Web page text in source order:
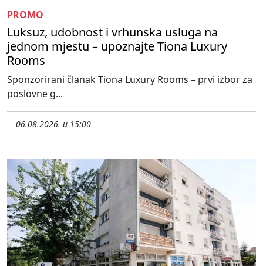
PROMO
Luksuz, udobnost i vrhunska usluga na
jednom mjestu – upoznajte Tiona Luxury
Rooms
Sponzorirani članak Tiona Luxury Rooms – prvi izbor za
poslovne g...
06.08.2026. u 15:00